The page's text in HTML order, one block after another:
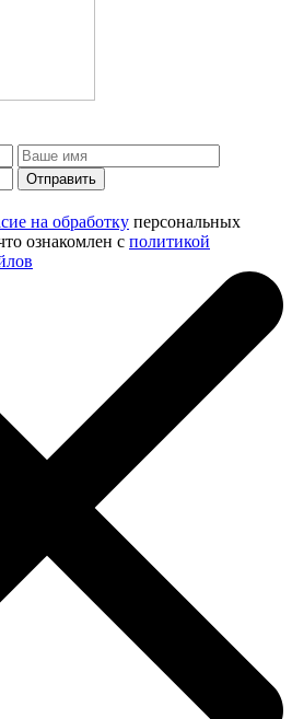
Отправить
на обработку персональных
ознакомлен с политикой